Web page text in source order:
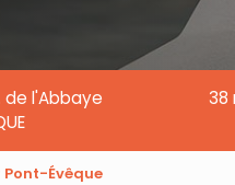
de l'Abbaye
38
Évêque